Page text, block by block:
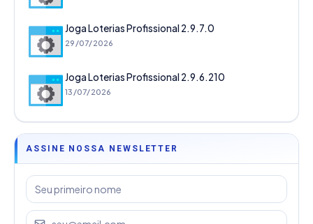
Joga Loterias Profissional 2.9.7.0
29/07/2026
Joga Loterias Profissional 2.9.6.210
13/07/2026
ASSINE NOSSA NEWSLETTER